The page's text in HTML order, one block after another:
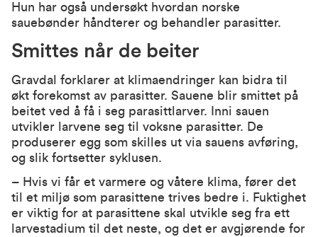
Hun har også undersøkt hvordan norske
sauebønder håndterer og behandler parasitter.
Smittes når de beiter
Gravdal forklarer at klimaendringer kan bidra til
økt forekomst av parasitter. Sauene blir smittet på
beitet ved å få i seg parasittlarver. Inni sauen
utvikler larvene seg til voksne parasitter. De
produserer egg som skilles ut via sauens avføring,
og slik fortsetter syklusen.
– Hvis vi får et varmere og våtere klima, fører det
til et miljø som parasittene trives bedre i. Fuktighet
er viktig for at parasittene skal utvikle seg fra ett
larvestadium til det neste, og det er avgjørende for